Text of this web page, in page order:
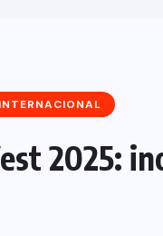
INTERNACIONAL
2025: